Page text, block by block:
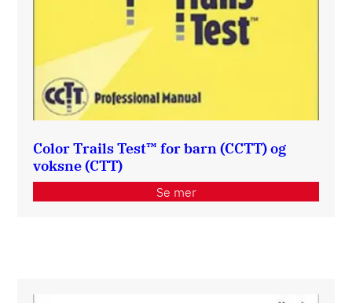
Color Trails Test™ for barn (CCTT) og
voksne (CTT)
Se mer